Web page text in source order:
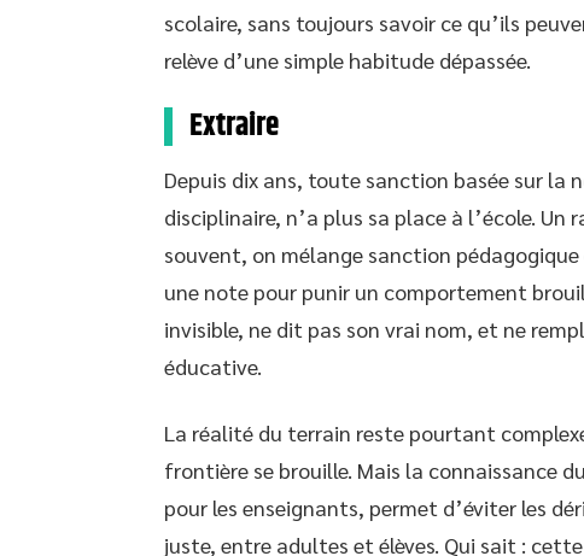
scolaire, sans toujours savoir ce qu’ils
relève d’une simple habitude dépassée.
Extraire
Depuis dix ans, toute sanction basée sur la
disciplinaire, n’a plus sa place à l’école.
souvent, on mélange sanction
une note pour punir un comportement
invisible, ne dit pas son vrai nom, et ne
éducative.
La réalité du terrain reste pourtant
frontière se brouille. Mais la connaissance
pour les enseignants, permet d’éviter les
juste, entre adultes et élèves. Qui sait :